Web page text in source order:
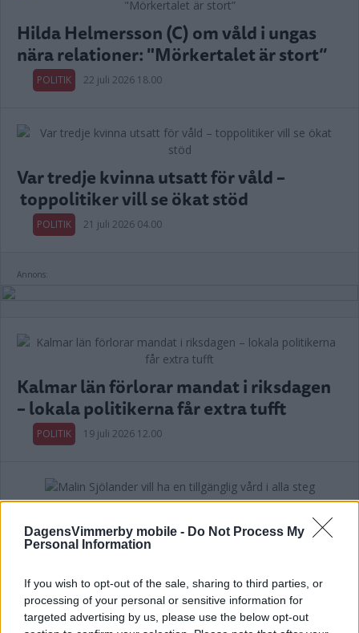
DagensVimmerby mobile - Do Not Process My
Personal Information
If you wish to opt-out of the sale, sharing to third parties, or
processing of your personal or sensitive information for
targeted advertising by us, please use the below opt-out
Hilda Helmersson (C) om våld i ungas
nära relationer: "Mörkertalet är stort”
POLITIK 22 juli 2026 18.00
Var tredje kvinna utsatt för våld –
toppolitiker vill se ökat stöd
POLITIK 21 juli 2026 04.00
Annons:
Kalmar län förlorar mandat i riksdagen
– lokala politikerna får extra tufft
POLITIK 19 juli 2026 12.00
vård i alla steg
Annons: